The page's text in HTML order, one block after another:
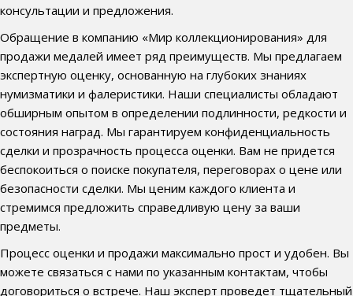
консультации и предложения.
Обращение в компанию «Мир коллекционирования» для
продажи медалей имеет ряд преимуществ. Мы предлагаем
экспертную оценку, основанную на глубоких знаниях
нумизматики и фалеристики. Наши специалисты обладают
обширным опытом в определении подлинности, редкости и
состояния наград. Мы гарантируем конфиденциальность
сделки и прозрачность процесса оценки. Вам не придется
беспокоиться о поиске покупателя, переговорах о цене или
безопасности сделки. Мы ценим каждого клиента и
стремимся предложить справедливую цену за ваши
предметы.
Процесс оценки и продажи максимально прост и удобен. Вы
можете связаться с нами по указанным контактам, чтобы
договориться о встрече. Наш эксперт проведет тщательный